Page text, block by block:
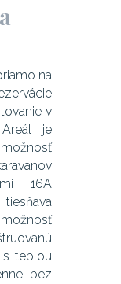
na
v
je
16A
s teplou
bez